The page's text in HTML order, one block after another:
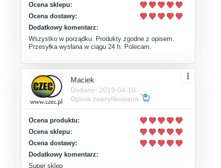
Ocena sklepu:
Ocena dostawy:
Dodatkowy komentarz:
Wszystko w porządku. Produkty zgodne z opisem.
Przesyłka wysłana w ciągu 24 h. Polecam.
Maciek
Dodano: 2019-04-10
Opinia zweryfikowana
Ocena produktu:
Ocena sklepu:
Ocena dostawy:
Dodatkowy komentarz:
Super sklep